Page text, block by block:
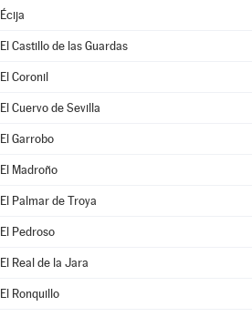
Écija
El Castillo de las Guardas
El Coronil
El Cuervo de Sevilla
El Garrobo
El Madroño
El Palmar de Troya
El Pedroso
El Real de la Jara
El Ronquillo